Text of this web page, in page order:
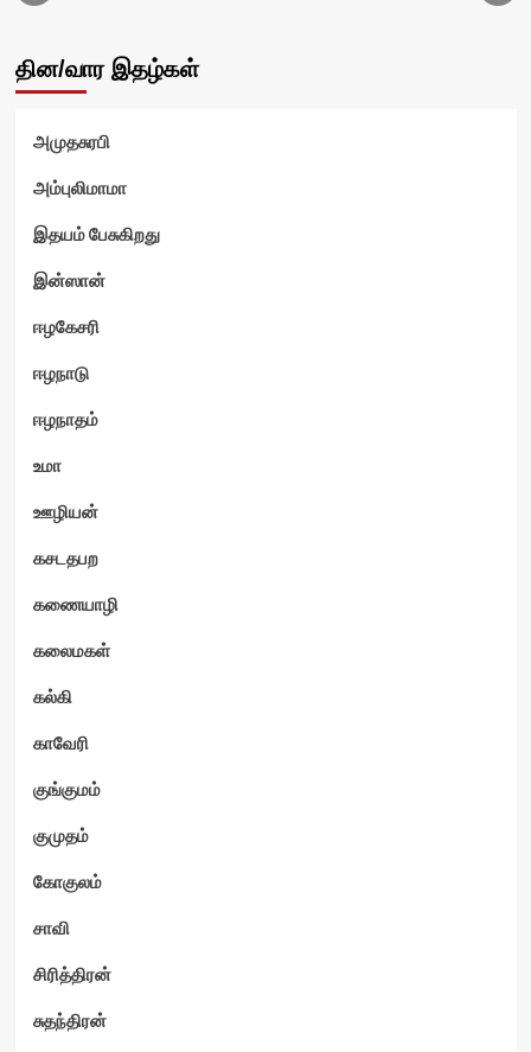
தின/வார இதழ்கள்
அமுதசுரபி
அம்புலிமாமா
இதயம் பேசுகிறது
இன்ஸான்
ஈழகேசரி
ஈழநாடு
ஈழநாதம்
உமா
ஊழியன்
கசடதபற
கணையாழி
கலைமகள்
கல்கி
காவேரி
குங்குமம்
குமுதம்
கோகுலம்
சாவி
சிரித்திரன்
சுதந்திரன்